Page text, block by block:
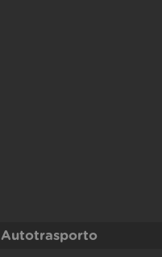
Autotrasporto